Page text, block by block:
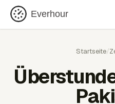
Everhour
Startseite/